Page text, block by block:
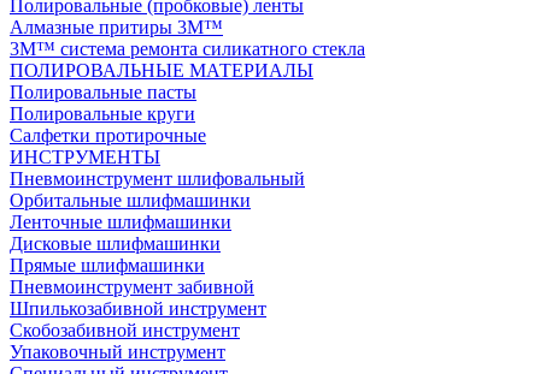
Полировальные (пробковые) ленты
Алмазные притиры 3M™
3M™ cистема ремонта силикатного стекла
ПОЛИРОВАЛЬНЫЕ МАТЕРИАЛЫ
Полировальные пасты
Полировальные круги
Салфетки протирочные
ИНСТРУМЕНТЫ
Пневмоинструмент шлифовальный
Орбитальные шлифмашинки
Ленточные шлифмашинки
Дисковые шлифмашинки
Прямые шлифмашинки
Пневмоинструмент забивной
Шпилькозабивной инструмент
Скобозабивной инструмент
Упаковочный инструмент